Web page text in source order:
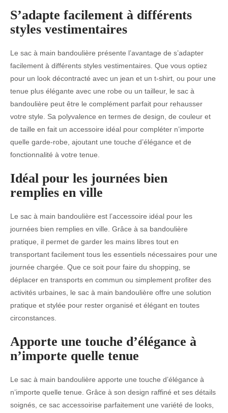
S’adapte facilement à différents
styles vestimentaires
Le sac à main bandoulière présente l’avantage de s’adapter
facilement à différents styles vestimentaires. Que vous optiez
pour un look décontracté avec un jean et un t-shirt, ou pour une
tenue plus élégante avec une robe ou un tailleur, le sac à
bandoulière peut être le complément parfait pour rehausser
votre style. Sa polyvalence en termes de design, de couleur et
de taille en fait un accessoire idéal pour compléter n’importe
quelle garde-robe, ajoutant une touche d’élégance et de
fonctionnalité à votre tenue.
Idéal pour les journées bien
remplies en ville
Le sac à main bandoulière est l’accessoire idéal pour les
journées bien remplies en ville. Grâce à sa bandoulière
pratique, il permet de garder les mains libres tout en
transportant facilement tous les essentiels nécessaires pour une
journée chargée. Que ce soit pour faire du shopping, se
déplacer en transports en commun ou simplement profiter des
activités urbaines, le sac à main bandoulière offre une solution
pratique et stylée pour rester organisé et élégant en toutes
circonstances.
Apporte une touche d’élégance à
n’importe quelle tenue
Le sac à main bandoulière apporte une touche d’élégance à
n’importe quelle tenue. Grâce à son design raffiné et ses détails
soignés, ce sac accessoirise parfaitement une variété de looks,